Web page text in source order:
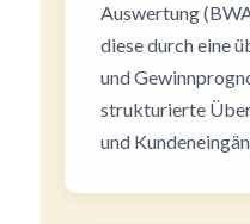
Auswertung
diese durch eine
und
strukturierte
und